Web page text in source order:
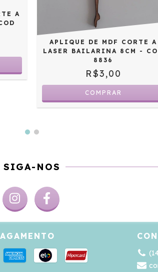
A
APLIQUE DE MDF CORTE A
LASER BAILARINA 8CM -
8836
R$3,00
SIGA-NOS